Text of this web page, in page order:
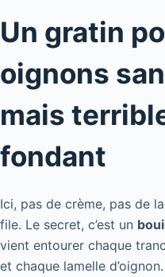
Un gratin
oignons
mais
fondant
Ici, pas de crème, pas de
file. Le secret, c’est un
vient entourer chaque
et chaque lamelle